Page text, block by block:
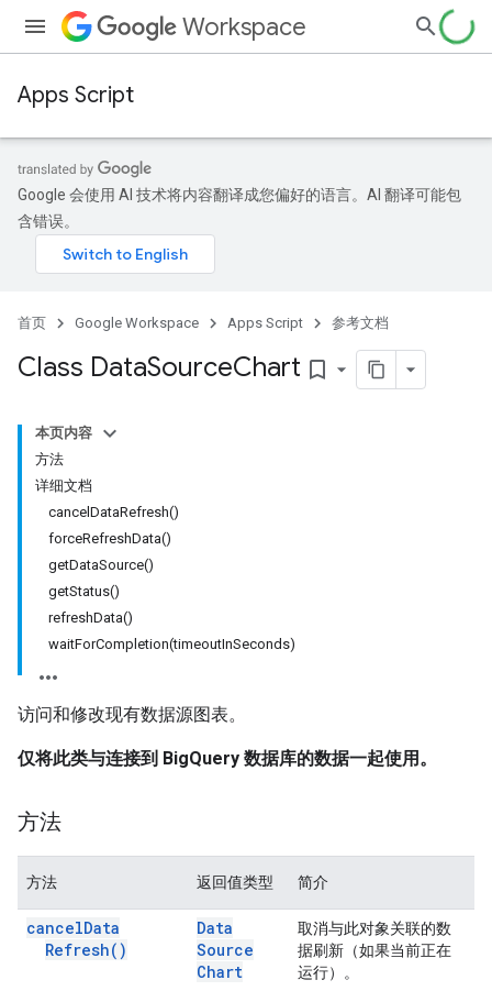
Workspace
Apps Script
Google 会使用 AI 技术将内容翻译成您偏好的语言。AI 翻译可能包
含错误。
首页 Google Workspace Apps Script 参考文档
Class DataSourceChart bookmark_border
本页内容
方法
详细文档
cancelDataRefresh()
forceRefreshData()
getDataSource()
getStatus()
refreshData()
waitForCompletion(timeoutInSeconds)
访问和修改现有数据源图表。
仅将此类与连接到 BigQuery 数据库的数据一起使用。
方法
方法 返回值类型 简介
cancelData
Refresh( )
Data
Source
Chart
取消与此对象关联的数
据刷新（如果当前正在
运行）。